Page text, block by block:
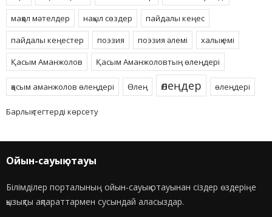
мақал мәтелдер
нақыл сөздер
пайдалы кеңес
пайдалы кеңестер
поэзия поэзия әлемі
халық емі
Қасым Аманжолов
Қасым Аманжоловтың өлеңдері
қасым аманжолов өлеңдері Өлең өлеңдер өлеңдері
Барлық тегтерді көрсету
Ойын-сауық отауы
Білімділер порталының ойын-сауық отауынан сіздер өздеріңе
қызықты ақпараттармен сусындай аласыздар.